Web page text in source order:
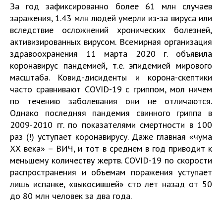
За год зафиксированно более 61 млн случаев
заражения, 1.43 млн людей умерли из-за вируса или
вследствие осложнений хронических болезней,
активизированных вирусом. Всемирная организация
здравоохранения 11 марта 2020 г. объявила
коронавирус пандемией, т.е. эпидемией мирового
масштаба. Ковид-дисиденты и корона-скептики
часто сравнивают COVID-19 с гриппом, мол ничем
по течению заболевания они не отличаются.
Однако последняя пандемия свинного гриппа в
2009-2010 гг. по показателями смертности в 100
раз (!) уступает коронавирусу. Даже главная «чума
ХХ века» – ВИЧ, и тот в среднем в год приводит к
меньшему количеству жертв. COVID-19 по скорости
распространения и объемам поражения уступает
лишь испанке, «выкосившей» сто лет назад от 50
до 80 млн человек за два года.